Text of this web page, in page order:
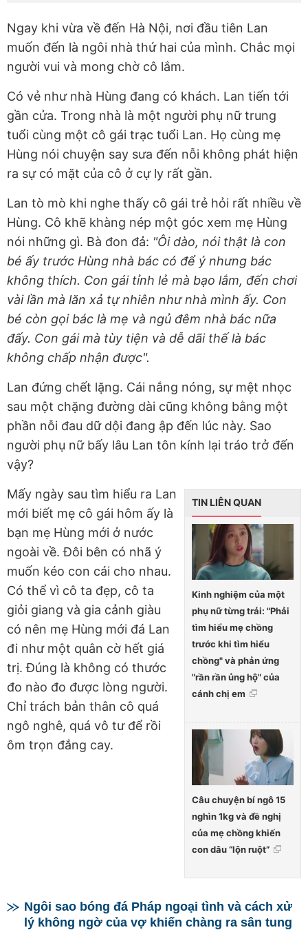
Ngay khi vừa về đến Hà Nội, nơi đầu tiên Lan
muốn đến là ngôi nhà thứ hai của mình. Chắc mọi
người vui và mong chờ cô lắm.
Có vẻ như nhà Hùng đang có khách. Lan tiến tới
gần cửa. Trong nhà là một người phụ nữ trung
tuổi cùng một cô gái trạc tuổi Lan. Họ cùng mẹ
Hùng nói chuyện say sưa đến nỗi không phát hiện
ra sự có mặt của cô ở cự ly rất gần.
Lan tò mò khi nghe thấy cô gái trẻ hỏi rất nhiều về
Hùng. Cô khẽ khàng nép một góc xem mẹ Hùng
nói những gì. Bà đon đả: "Ôi dào, nói thật là con
bé ấy trước Hùng nhà bác có để ý nhưng bác
không thích. Con gái tỉnh lẻ mà bạo lắm, đến chơi
vài lần mà lăn xả tự nhiên như nhà mình ấy. Con
bé còn gọi bác là mẹ và ngủ đêm nhà bác nữa
đấy. Con gái mà tùy tiện và dễ dãi thế là bác
không chấp nhận được".
Lan đứng chết lặng. Cái nắng nóng, sự mệt nhọc
sau một chặng đường dài cũng không bằng một
phần nỗi đau dữ dội đang ập đến lúc này. Sao
người phụ nữ bấy lâu Lan tôn kính lại tráo trở đến
vậy?
TIN LIÊN QUAN
Kinh nghiệm của một
phụ nữ từng trải: "Phải
tìm hiểu mẹ chồng
trước khi tìm hiểu
chồng" và phản ứng
"rần rần ủng hộ" của
cánh chị em
Câu chuyện bí ngô 15
nghìn 1kg và đề nghị
của mẹ chồng khiến
con dâu “lộn ruột”
Mấy ngày sau tìm hiểu ra Lan
mới biết mẹ cô gái hôm ấy là
bạn mẹ Hùng mới ở nước
ngoài về. Đôi bên có nhã ý
muốn kéo con cái cho nhau.
Có thể vì cô ta đẹp, cô ta
giỏi giang và gia cảnh giàu
có nên mẹ Hùng mới đá Lan
đi như một quân cờ hết giá
trị. Đúng là không có thước
đo nào đo được lòng người.
Chỉ trách bản thân cô quá
ngô nghê, quá vô tư để rồi
ôm trọn đắng cay.
Ngôi sao bóng đá Pháp ngoại tình và cách xử
lý không ngờ của vợ khiến chàng ra sân tung